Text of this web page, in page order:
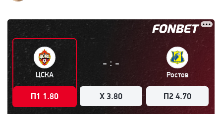
ЦСКА
П1 1.80
- : -
X 3.80
Ростов
П2 4.70